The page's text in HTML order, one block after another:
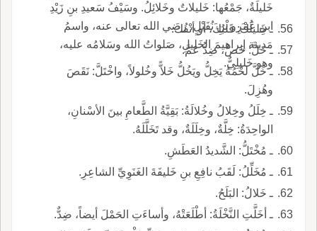
خَليلَةٌ، جَمْعُها: خَليلاتٌ وخَلائِلُ. وسَيْفُ سَعيدِ بنِ زَيْدِ
ابنِ عَمْرِو بنِ نُفَيْلٍ، رضي الله تعالى عنه، واسمُ
مَدينة إبراهيمَ الخَليلِ، صَلواتُ الله وسَلامُه عليه،
وهو خَليلِيٌّ.
ـ خَليلُكَ: قَلْبُكَ، أو أنْفُكَ.
ـ خَلَّ: خَصَّ، ضِدُّ عَمَّ.
ـ خَلَّ لحْمُهُ يَخِلُّ ويَخُلُّ خَلاًّ وخُلولاً، واخْتَلَّ: نَقَصَ
وهُزِلَ.
ـ خِلَلُ وخِلالُ وخُلالَةُ: بَقِيَّةُ الطَّعامِ بينَ الأسْنانِ،
الواحِدَةُ: خِلَّةٌ، وخِلَلَةٌ، وقد تَخَلَّلَهُ.
ـ مُخْتَلُّ: الشَّديدُ العَطَشِ.
ـ مُخَلِّلُ: لَقَبُ نافِعِ بنِ خَليفَةَ الغَنَوِيِّ الشاعِرِ.
ـ خَلالُ: البَلَحُ.
ـ أخَلَّتِ النَّخْلَةُ: أطْلَعَتْهُ، وأساءَتِ الحَمْلَ أيضاً، ضِدٌّ.